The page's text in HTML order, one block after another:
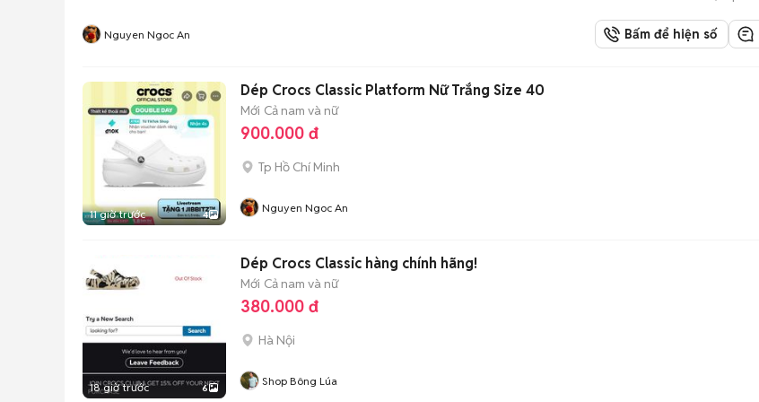
Nguyen Ngoc An Bấm để hiện số
11 giờ trước 4
Dép Crocs Classic Platform Nữ Trắng Size 40
Mới Cả nam và nữ
900.000 đ
Tp Hồ Chí Minh
Nguyen Ngoc An
18 giờ trước 6
Dép Crocs Classic hàng chính hãng!
Mới Cả nam và nữ
380.000 đ
Hà Nội
Shop Bông Lúa